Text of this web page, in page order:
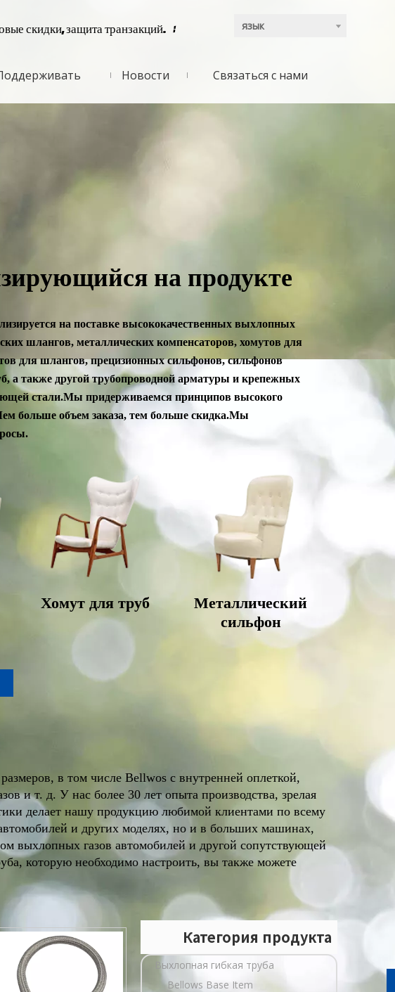
скидки, защита транзакций. :
язык
Новости Связаться с нами
на продукте
на поставке высококачественных выхлопных
шлангов, металлических компенсаторов, хомутов для
для шлангов, прецизионных сильфонов, сильфонов
а также другой трубопроводной арматуры и крепежных
стали.Мы придерживаемся принципов высокого
больше объем заказа, тем больше скидка.Мы
Хомут для труб
Металлический
сильфон
в том числе Bellwos с внутренней оплеткой,
и т. д. У нас более 30 лет опыта производства, зрелая
делает нашу продукцию любимой клиентами по всему
и других моделях, но и в больших машинах,
выхлопных газов автомобилей и другой сопутствующей
которую необходимо настроить, вы также можете
Категория продукта
Выхлопная гибкая труба
Bellows Base Item